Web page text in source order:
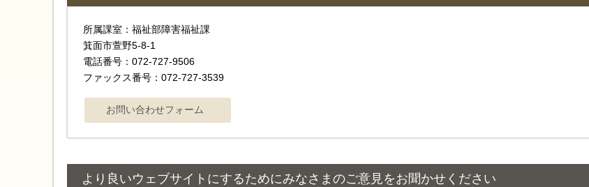
所属課室：福祉部障害福祉課
箕面市萱野5-8-1
電話番号：072-727-9506
ファックス番号：072-727-3539
より良いウェブサイトにするためにみなさまのご意見をお聞かせください